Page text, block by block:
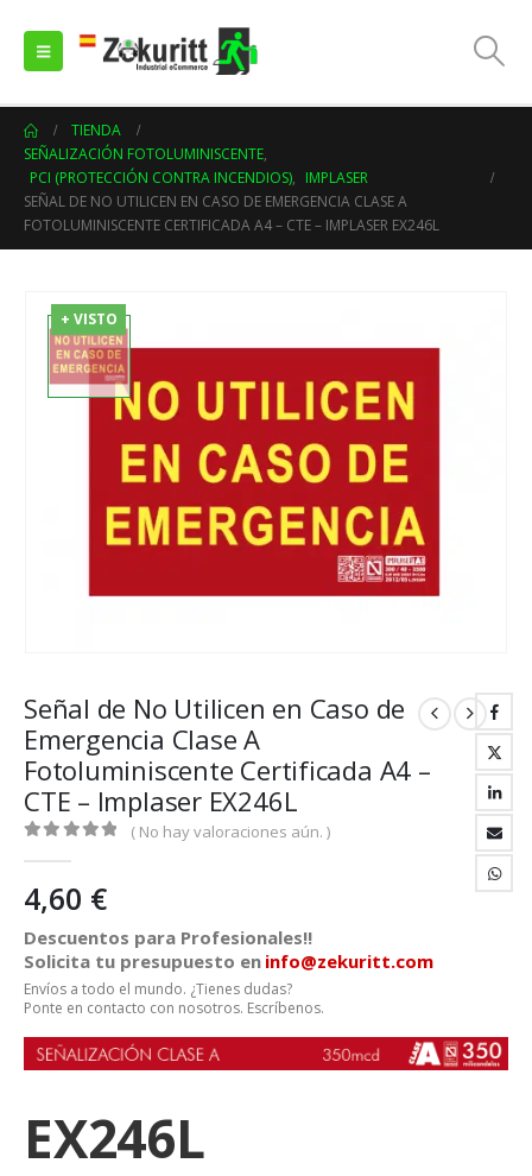
TIENDA
SEÑALIZACIÓN FOTOLUMINISCENTE,
PCI (PROTECCIÓN CONTRA INCENDIOS), IMPLASER
SEÑAL DE NO UTILICEN EN CASO DE EMERGENCIA CLASE A
FOTOLUMINISCENTE CERTIFICADA A4 – CTE – IMPLASER EX246L
+ VISTO
Señal de No Utilicen en Caso de
Emergencia Clase A
Fotoluminiscente Certificada A4 –
CTE – Implaser EX246L
( No hay valoraciones aún. )
4,60 €
Descuentos para Profesionales!!
Solicita tu presupuesto en info@zekuritt.com
Envíos a todo el mundo. ¿Tienes dudas?
Ponte en contacto con nosotros. Escríbenos.
EX246L